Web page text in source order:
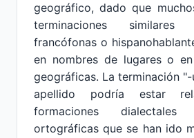
geográfico, dado que
terminaciones
francófonas o
en nombres de lugares o
geográficas. La terminación
apellido podría estar
formaciones
ortográficas que se han ido